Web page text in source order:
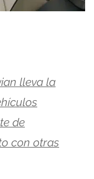
lleva la
de
con otras